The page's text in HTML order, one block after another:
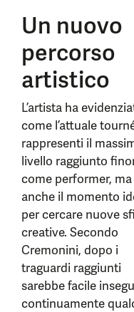
Un nuovo
percorso
artistico
L’artista ha
come l’attuale
rappresenti il
livello raggiunto
come performer, ma
anche il momento
per cercare nuove
creative. Secondo
Cremonini, dopo i
traguardi raggiunti
sarebbe facile
continuamente